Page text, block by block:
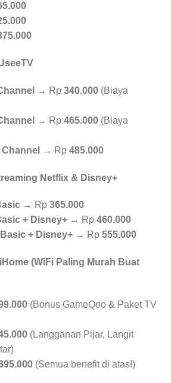
→ Rp 340.000 (Biaya
→ Rp 465.000 (Biaya
→ Rp 485.000
Netflix & Disney+
→ Rp 365.000
+ Disney+ → Rp 460.000
+ Disney+ → Rp 555.000
(WiFi Paling Murah Buat
(Bonus GameQoo & Paket TV
(Langganan Pijar, Langit
(Semua benefit di atas!)